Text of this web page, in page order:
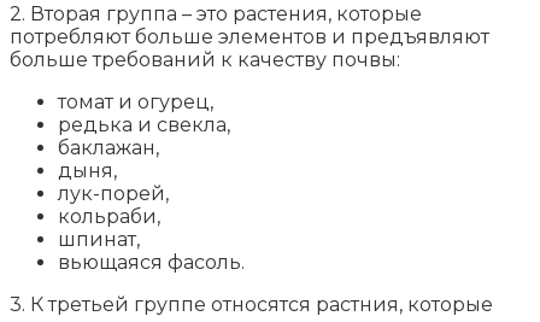
2. Вторая группа – это растения, которые
потребляют больше элементов и предъявляют
больше требований к качеству почвы:
томат и огурец,
редька и свекла,
баклажан,
дыня,
лук-порей,
кольраби,
шпинат,
вьющаяся фасоль.
3. К третьей группе относятся растния, которые